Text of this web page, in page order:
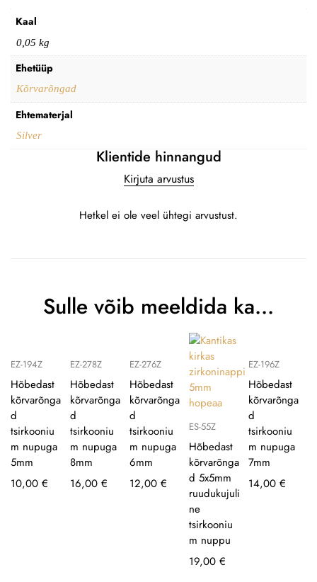
Kaal
0,05 kg
Ehetüüp
Kõrvarõngad
Ehtematerjal
Silver
Klientide hinnangud
Kirjuta arvustus
Hetkel ei ole veel ühtegi arvustust.
Sulle võib meeldida ka…
EZ-194Z
Hõbedast
kõrvarõnga
d
tsirkooniu
m nupuga
5mm
10,00 €
EZ-278Z
Hõbedast
kõrvarõnga
d
tsirkooniu
m nupuga
8mm
16,00 €
EZ-276Z
Hõbedast
kõrvarõnga
d
tsirkooniu
m nupuga
6mm
12,00 €
ES-55Z
Hõbedast
kõrvarõnga
d 5x5mm
ruudukujuli
ne
tsirkooniu
m nuppu
19,00 €
EZ-196Z
Hõbedast
kõrvarõnga
d
tsirkooniu
m nupuga
7mm
14,00 €